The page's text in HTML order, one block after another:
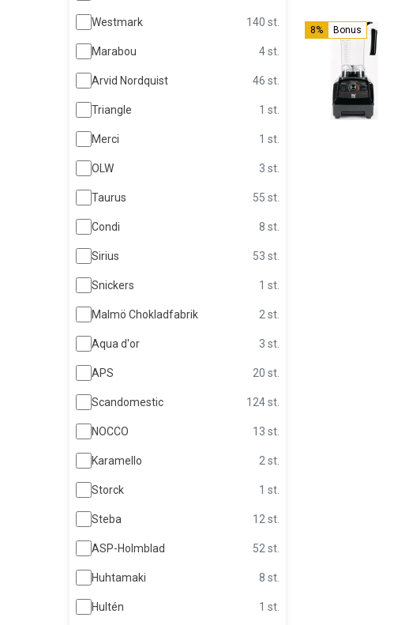
Westmark 140 st.
Marabou 4 st.
Arvid Nordquist 46 st.
Triangle 1 st.
Merci 1 st.
OLW 3 st.
Taurus 55 st.
Condi 8 st.
Sirius 53 st.
Snickers 1 st.
Malmö Chokladfabrik 2 st.
Aqua d'or 3 st.
APS 20 st.
Scandomestic 124 st.
NOCCO 13 st.
Karamello 2 st.
Storck 1 st.
Steba 12 st.
ASP-Holmblad 52 st.
Huhtamaki 8 st.
Hultén 1 st.
8% Bonus